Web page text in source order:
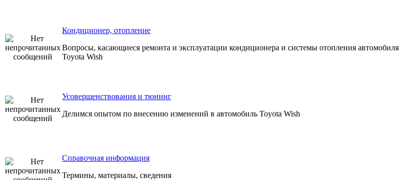
Кондиционер, отопление
Вопросы, касающиеся ремонта и эксплуатации кондиционера и системы отопления автомобиля
Toyota Wish
Усовершенствования и тюнинг
Делимся опытом по внесению изменений в автомобиль Toyota Wish
Справочная информация
Термины, материалы, сведения